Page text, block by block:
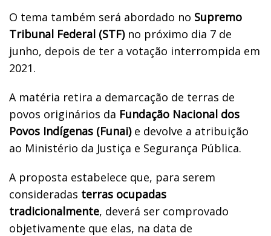
O tema também será abordado no Supremo
Tribunal Federal (STF)no próximo dia 7 de
junho, depois de ter a votação interrompida em
2021.
A matéria retira a demarcação de terras de
povos originários da Fundação Nacional dos
Povos Indígenas (Funai)e devolve a atribuição
ao Ministério da Justiça e Segurança Pública.
A proposta estabelece que, para serem
consideradas terras ocupadas
tradicionalmente, deverá ser comprovado
objetivamente que elas, na data de